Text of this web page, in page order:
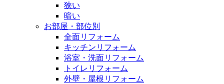
狭い
暗い
お部屋・部位別
全面リフォーム
キッチンリフォーム
浴室・洗面リフォーム
トイレリフォーム
外壁・屋根リフォーム